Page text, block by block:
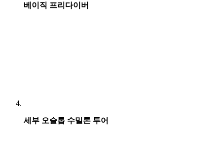
베이직 프리다이버
세부 오슬롭 수밀론 투어